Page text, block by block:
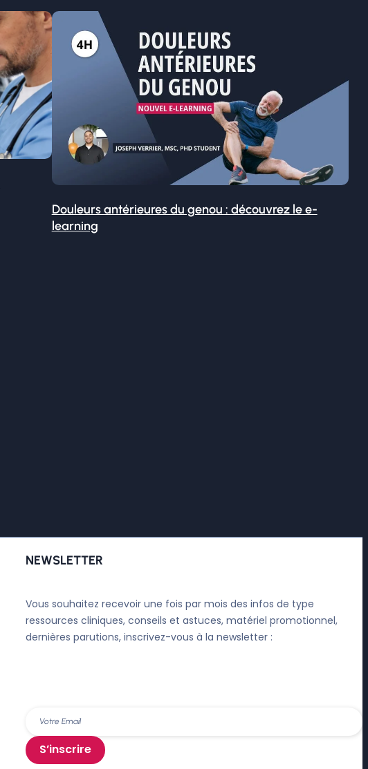
Douleurs antérieures du genou : découvrez le e-
learning
NEWSLETTER
Vous souhaitez recevoir une fois par mois des infos de type
ressources cliniques, conseils et astuces, matériel promotionnel,
dernières parutions, inscrivez-vous à la newsletter :
S’inscrire